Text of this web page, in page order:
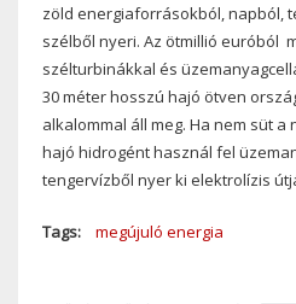
zöld energiaforrásokból, napból,
szélből nyeri. Az ötmillió euróból
szélturbinákkal és
30 méter hosszú hajó ötven
alkalommal áll meg. Ha nem süt a
hajó hidrogént használ fel
tengervízből nyer ki elektrolízis
Tags megújuló energia